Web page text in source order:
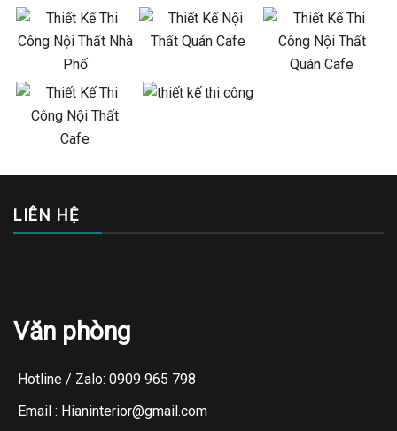
LIÊN HỆ
Văn phòng
Hotline / Zalo: 0909 965 798
Email : Hianinterior@gmail.com